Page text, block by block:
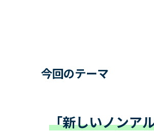
今回のテーマ
「新しいノンア